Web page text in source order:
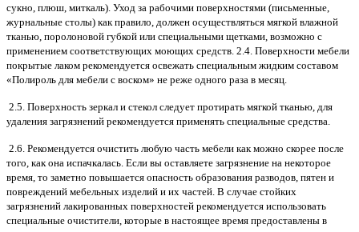
сукно, плюш, миткаль). Уход за рабочими поверхностями (письменные,
журнальные столы) как правило, должен осуществляться мягкой влажной
тканью, поролоновой губкой или специальными щетками, возможно с
применением соответствующих моющих средств. 2.4. Поверхности мебели
покрытые лаком рекомендуется освежать специальным жидким составом
«Полироль для мебели с воском» не реже одного раза в месяц.
2.5. Поверхность зеркал и стекол следует протирать мягкой тканью, для
удаления загрязнений рекомендуется применять специальные средства.
2.6. Рекомендуется очистить любую часть мебели как можно скорее после
того, как она испачкалась. Если вы оставляете загрязнение на некоторое
время, то заметно повышается опасность образования разводов, пятен и
повреждений мебельных изделий и их частей. В случае стойких
загрязнений лакированных поверхностей рекомендуется использовать
специальные очистители, которые в настоящее время предоставлены в